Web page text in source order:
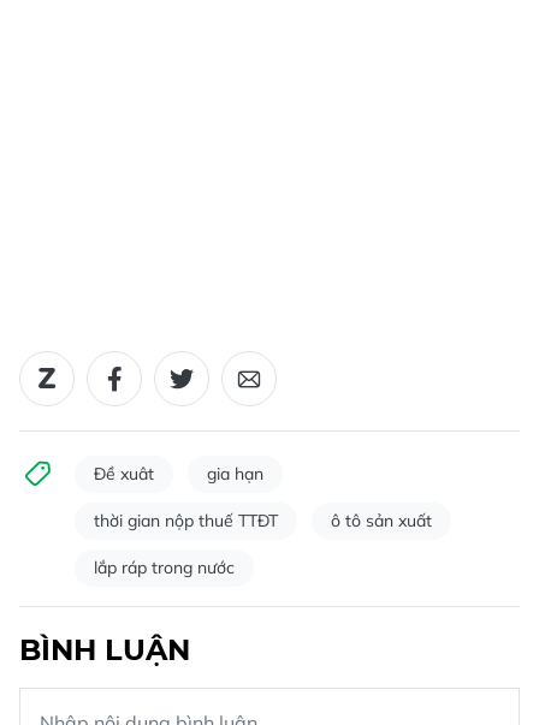
Đề xuât gia hạn
thời gian nộp thuế TTĐT ô tô sản xuất
lắp ráp trong nước
BÌNH LUẬN